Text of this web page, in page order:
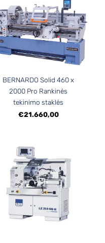
BERNARDO Solid 460 x
2000 Pro Rankinės
tekinimo staklės
€21.660,00